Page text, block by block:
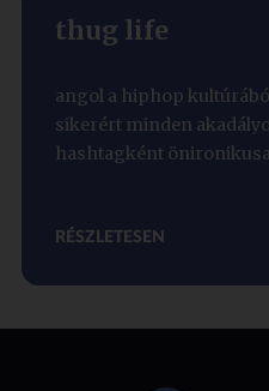
thug life
angol a hiphop
sikerért minden
hashtagként
RÉSZLETESEN